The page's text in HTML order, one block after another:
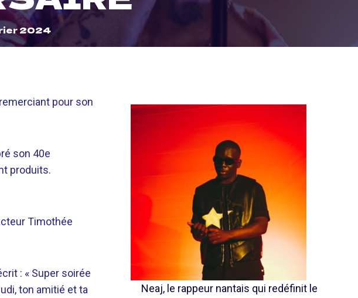
2024
pour son
son 40e
produits.
Timothée
: « Super soirée
ton amitié et ta
Neaj, le rappeur nantais qui redéfinit le